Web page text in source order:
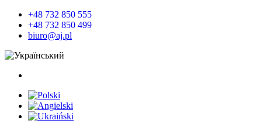
+48 732 850 555
+48 732 850 499
biuro@aj.pl